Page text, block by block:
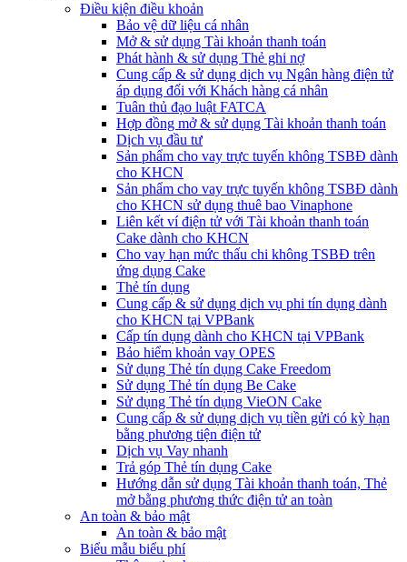
Điều kiện điều khoản
Bảo vệ dữ liệu cá nhân
Mở & sử dụng Tài khoản thanh toán
Phát hành & sử dụng Thẻ ghi nợ
Cung cấp & sử dụng dịch vụ Ngân hàng điện tử
áp dụng đối với Khách hàng cá nhân
Tuân thủ đạo luật FATCA
Hợp đồng mở & sử dụng Tài khoản thanh toán
Dịch vụ đầu tư
Sản phẩm cho vay trực tuyến không TSBĐ dành
cho KHCN
Sản phẩm cho vay trực tuyến không TSBĐ dành
cho KHCN sử dụng thuê bao Vinaphone
Liên kết ví điện tử với Tài khoản thanh toán
Cake dành cho KHCN
Cho vay hạn mức thấu chi không TSBĐ trên
ứng dụng Cake
Thẻ tín dụng
Cung cấp & sử dụng dịch vụ phi tín dụng dành
cho KHCN tại VPBank
Cấp tín dụng dành cho KHCN tại VPBank
Bảo hiểm khoản vay OPES
Sử dụng Thẻ tín dụng Cake Freedom
Sử dụng Thẻ tín dụng Be Cake
Sử dụng Thẻ tín dụng VieON Cake
Cung cấp & sử dụng dịch vụ tiền gửi có kỳ hạn
bằng phương tiện điện tử
Dịch vụ Vay nhanh
Trả góp Thẻ tín dụng Cake
Hướng dẫn sử dụng Tài khoản thanh toán, Thẻ
mở bằng phương thức điện tử an toàn
An toàn & bảo mật
An toàn & bảo mật
Biểu mẫu biểu phí